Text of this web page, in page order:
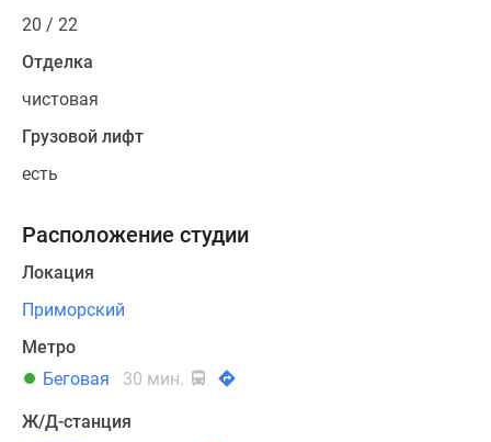
20 / 22
Отделка
чистовая
Грузовой лифт
есть
Расположение студии
Локация
Приморский
Метро
Беговая
30 мин.
Ж/Д-станция